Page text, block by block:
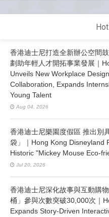
香港迪士尼打造全新辦公空間
劃助年輕人才開拓事業發展｜
Unveils New Workplace
Collaboration, Expands
Young Talent
Aug 04, 2026
香港迪士尼樂園度假區 推出別
袋」｜Hong Kong Disneyland
Historic "Mickey Mouse Eco-
Jul 20, 2026
香港迪士尼深化故事與互動購
桶」參與次數突破30,000次｜
Expands Story-Driven